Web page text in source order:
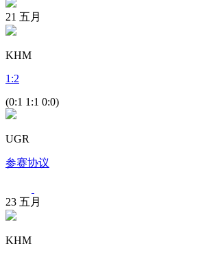
21 五月
KHM
1 :2
(0:1 1:1 0:0)
UGR
参赛协议
23 五月
KHM